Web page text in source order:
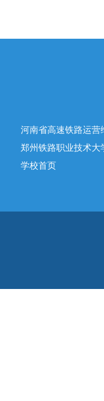
河南省高速铁路运营
郑州铁路职业技术大
学校首页